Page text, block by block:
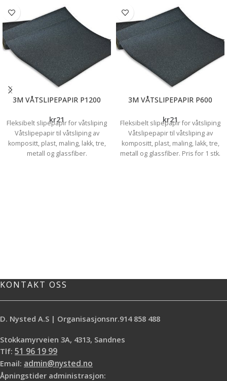
3M VÅTSLIPEPAPIR P1200
kr21
Fleksibelt slipepapir for våtsliping
Våtslipepapir til våtsliping av
kompositt, plast, maling, lakk, tre,
metall og glassfiber.
3M VÅTSLIPEPAPIR P600
kr21
Fleksibelt slipepapir for våtsliping
Våtslipepapir til våtsliping av
kompositt, plast, maling, lakk, tre,
metall og glassfiber. Pris for 1 stk.
KONTAKT OSS
D. Nysted A.S | Organisasjonsnr.914 858 488
Stokkamyrveien 3A, 4313, Sandnes
Tlf: 51 96 19 99
Email: admin@nysted.no
Åpningstider administrasjon: